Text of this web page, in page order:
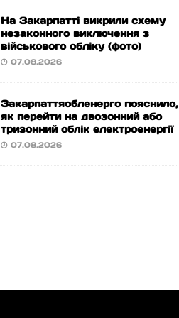
На Закарпатті викрили схему
незаконного виключення з
військового обліку (фото)
07.08.2026
Закарпаттяобленерго пояснило,
як перейти на двозонний або
тризонний облік електроенергії
07.08.2026